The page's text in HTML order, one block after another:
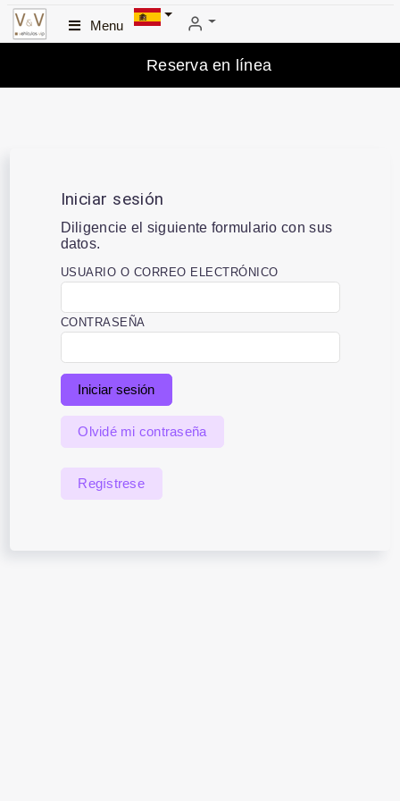
Menu
Reserva en línea
Iniciar sesión
Diligencie el siguiente formulario con sus
datos.
USUARIO O CORREO ELECTRÓNICO
CONTRASEÑA
Iniciar sesión
Olvidé mi contraseña
Regístrese